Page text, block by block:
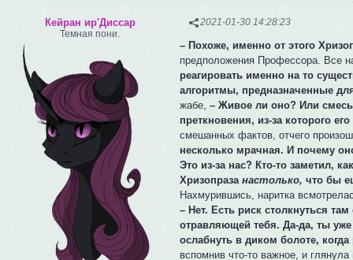
2021-01-30 14:28:23
Кейран ир'Диссар
Темная пони.
– Похоже, именно от этого
предположения Профессора. Все
реагировать именно на то
алгоритмы, предназначенные
жабе, – Живое ли оно? Или
преткновения, из-за которого
смешанных фактов, отчего
несколько мрачная. И почему
Это из-за нас? Кто-то заметил,
Хризопразанастолько, что бы
Нахмурившись, наритка
– Нет. Есть риск столкнуться
отравляющей тебя. Да-да, ты
ослабнуть в диком болоте,
вспомнив что-то важное, и